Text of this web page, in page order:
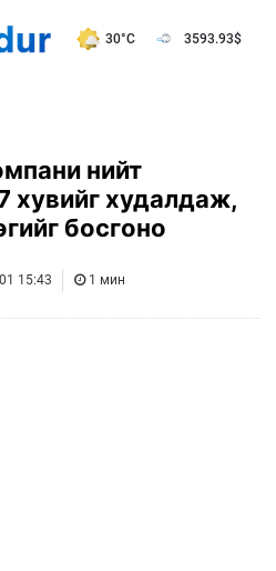
30°C 3593.93$
нийт
хувийг худалдаж,
босгоно
15:43 1 мин